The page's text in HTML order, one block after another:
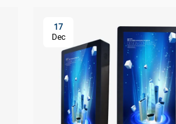
17
Dec